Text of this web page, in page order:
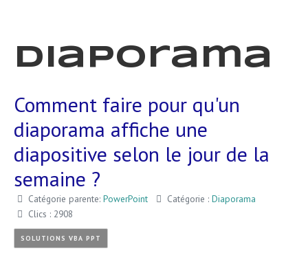
Diaporama
Comment faire pour qu'un
diaporama affiche une
diapositive selon le jour de la
semaine ?
Catégorie parente: PowerPoint Catégorie : Diaporama
Clics : 2908
SOLUTIONS VBA PPT